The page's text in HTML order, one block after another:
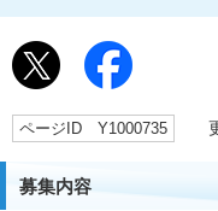
ページID Y1000735
募集内容